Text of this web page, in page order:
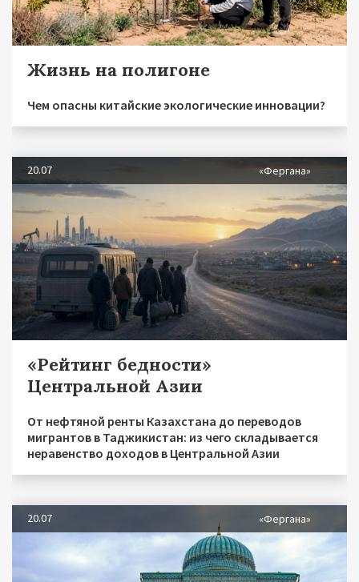
Жизнь на полигоне
Чем опасны китайские экологические инновации?
20.07 «Фергана»
«Рейтинг бедности»
Центральной Азии
От нефтяной ренты Казахстана до переводов
мигрантов в Таджикистан: из чего складывается
неравенство доходов в Центральной Азии
20.07 «Фергана»